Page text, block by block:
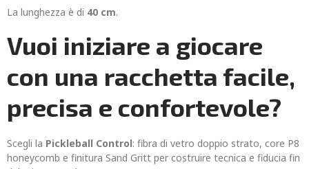
La lunghezza è di 40 cm.
Vuoi iniziare a giocare
con una racchetta facile,
precisa e confortevole?
Scegli la Pickleball Control: fibra di vetro doppio strato, core P8
honeycomb e finitura Sand Gritt per costruire tecnica e fiducia fin